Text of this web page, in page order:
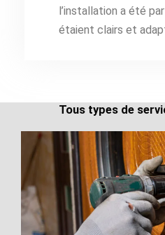
l’installation a été
étaient clairs et
Tous types de